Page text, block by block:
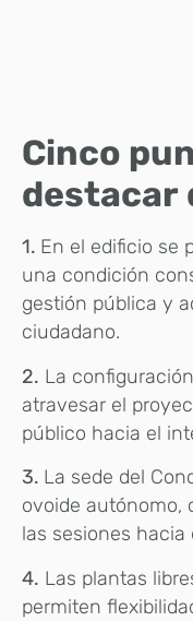
Cinco
destacar
1. En el edificio se
una condición
gestión pública y
ciudadano.
2. La
atravesar el
público hacia el
3. La sede del
ovoide autónomo,
las sesiones hacia
4. Las plantas
permiten